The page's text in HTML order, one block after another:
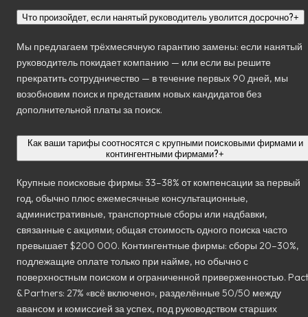
Что произойдет, если нанятый руководитель уволится досрочно?+
Мы предлагаем трёхмесячную гарантию замены: если нанятый
руководитель покидает компанию — или если вы решите
прекратить сотрудничество — в течение первых 90 дней, мы
возобновим поиск и представим новых кандидатов без
дополнительной платы за поиск.
Как ваши тарифы соотносятся с крупными поисковыми фирмами и
контингентными фирмами?+
Крупные поисковые фирмы: 33–38% от компенсации за первый
год, обычно плюс ежемесячные консультационные,
административные, транспортные сборы или надбавки,
связанные с акциями; общая стоимость одного поиска часто
превышает $200 000. Контингентные фирмы: сборы 20–30%,
подлежащие оплате только при найме, но обычно с
поверхностным поиском и ограниченной приверженностью. Pact
& Partners: 27% «всё включено», разделённые 50/50 между
авансом и комиссией за успех, под руководством старших